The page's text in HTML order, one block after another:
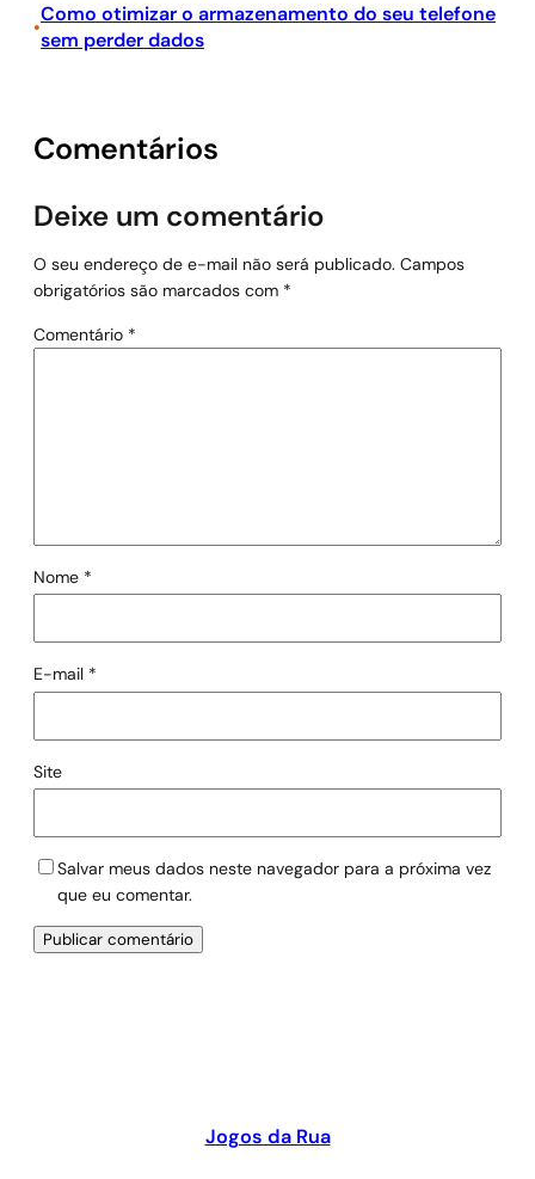
•
Como otimizar o armazenamento do seu telefone
sem perder dados
Comentários
Deixe um comentário
O seu endereço de e-mail não será publicado. Campos
obrigatórios são marcados com *
Comentário *
Nome *
E-mail *
Site
Salvar meus dados neste navegador para a próxima vez
que eu comentar.
Jogos da Rua